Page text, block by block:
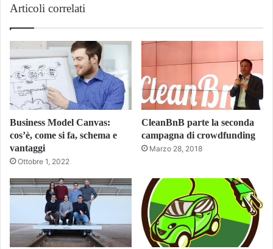
Articoli correlati
Business Model Canvas:
cos’è, come si fa, schema e
vantaggi
Ottobre 1, 2022
CleanBnB parte la seconda
campagna di crowdfunding
Marzo 28, 2018